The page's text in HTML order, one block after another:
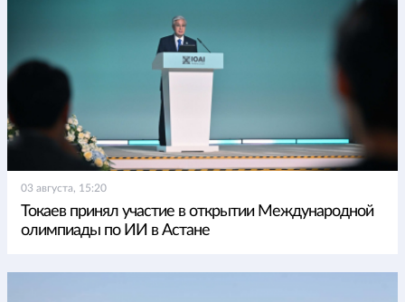
03 августа, 15:20
Токаев принял участие в открытии Международной
олимпиады по ИИ в Астане